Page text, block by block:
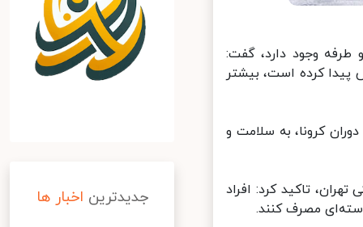
وجود دارد، گفت:
کرده است، بیشتر
کرونا، به سلامت و
تاکید کرد: افراد جدیدترین اخبار ها